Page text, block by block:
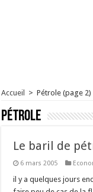
Accueil > Pétrole (page 2)
Pétrole
Le baril de
6 mars 2005
il y a quelques jours